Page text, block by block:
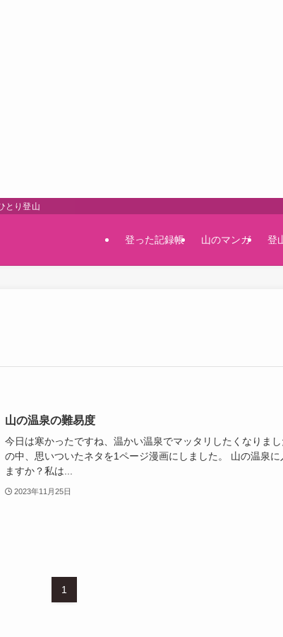
とり登山
登った記録帳 山のマンガ 登
山の温泉の難易度
今日は寒かったですね、温かい温泉でマッタリしたくなりま
の中、思いついたネタを1ページ漫画にしました。 山の温泉に
ますか？私は...
2023年11月25日
1